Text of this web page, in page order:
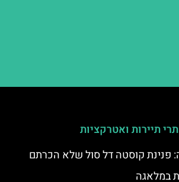
תיירות ואטרקציות
פנינת קוסטה דל סול שלא הכרתם
במלאגה